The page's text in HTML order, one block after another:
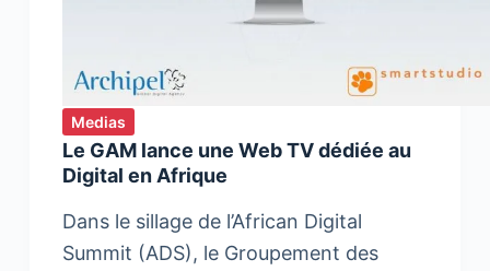
Medias
Le GAM lance une Web TV dédiée au
Digital en Afrique
Dans le sillage de l’African Digital
Summit (ADS), le Groupement des